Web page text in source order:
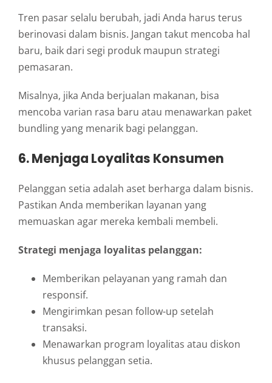
Tren pasar selalu berubah, jadi Anda harus terus
berinovasi dalam bisnis. Jangan takut mencoba hal
baru, baik dari segi produk maupun strategi
pemasaran.
Misalnya, jika Anda berjualan makanan, bisa
mencoba varian rasa baru atau menawarkan paket
bundling yang menarik bagi pelanggan.
6. Menjaga Loyalitas Konsumen
Pelanggan setia adalah aset berharga dalam bisnis.
Pastikan Anda memberikan layanan yang
memuaskan agar mereka kembali membeli.
Strategi menjaga loyalitas pelanggan:
Memberikan pelayanan yang ramah dan
responsif.
Mengirimkan pesan follow-up setelah
transaksi.
Menawarkan program loyalitas atau diskon
khusus pelanggan setia.